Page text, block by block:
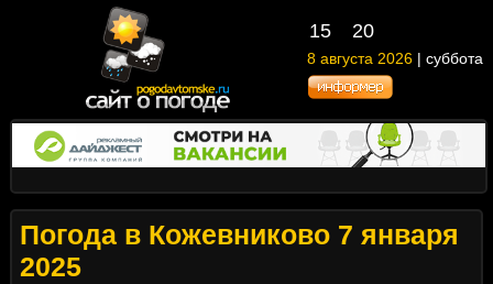
15 20
8 августа 2026 | суббота
Погода в Кожевниково 7 января
2025